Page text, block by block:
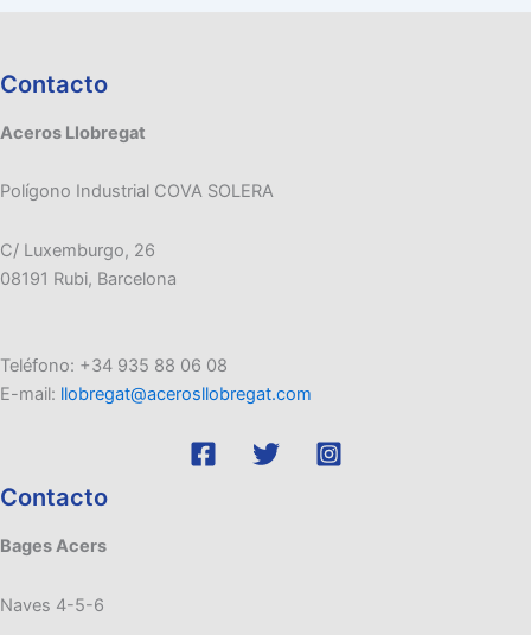
Contacto
Aceros Llobregat
Polígono Industrial COVA SOLERA
C/ Luxemburgo, 26
08191 Rubi, Barcelona
Teléfono: +34 935 88 06 08
E-mail: llobregat@acerosllobregat.com
Contacto
Bages Acers
Naves 4-5-6